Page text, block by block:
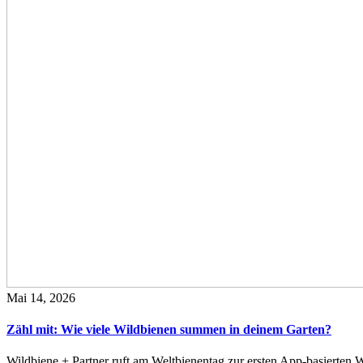
Mai 14, 2026
Zähl mit: Wie viele Wildbienen summen in deinem Garten?